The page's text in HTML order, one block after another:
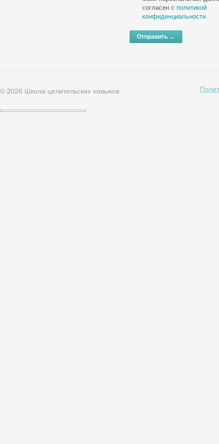
согласен с политикой
конфиденциальности
© 2026 Школа целительских навыков